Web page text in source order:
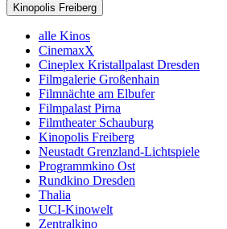
Kinopolis Freiberg
alle Kinos
CinemaxX
Cineplex Kristallpalast Dresden
Filmgalerie Großenhain
Filmnächte am Elbufer
Filmpalast Pirna
Filmtheater Schauburg
Kinopolis Freiberg
Neustadt Grenzland-Lichtspiele
Programmkino Ost
Rundkino Dresden
Thalia
UCI-Kinowelt
Zentralkino